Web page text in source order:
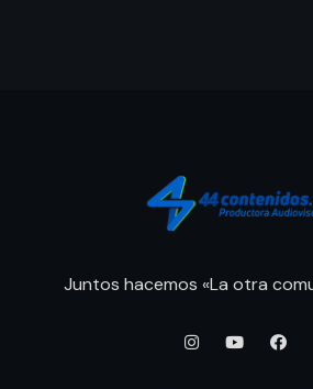
Juntos hacemos «La otra